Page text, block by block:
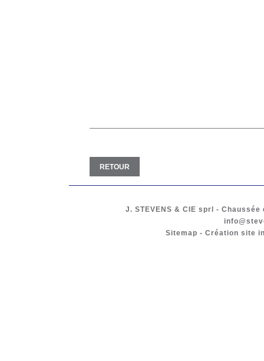
RETOUR
J. STEVENS & CIE sprl - Chaussée
Sitemap - Création site